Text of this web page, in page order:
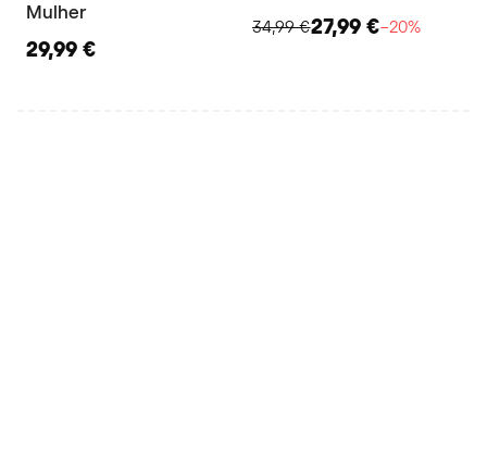
Mulher
29,99 €
34,99 €27,99 €−20%